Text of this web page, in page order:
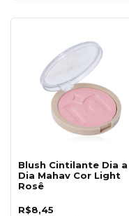
Blush Cintilante Dia a
Dia Mahav Cor Light
Rosê
R$8,45